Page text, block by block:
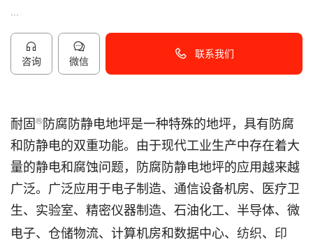
咨询 微信
联系我们
耐固®防腐防静电地坪是一种特殊的地坪，具有防腐
和防静电的双重功能。由于现代工业生产中存在着大
量的静电和腐蚀问题，防腐防静电地坪的应用越来越
广泛。广泛应用于电子制造、通信设备机房、医疗卫
生、实验室、精密仪器制造、石油化工、半导体、微
电子、仓储物流、计算机房和数据中心、 纺织、 印